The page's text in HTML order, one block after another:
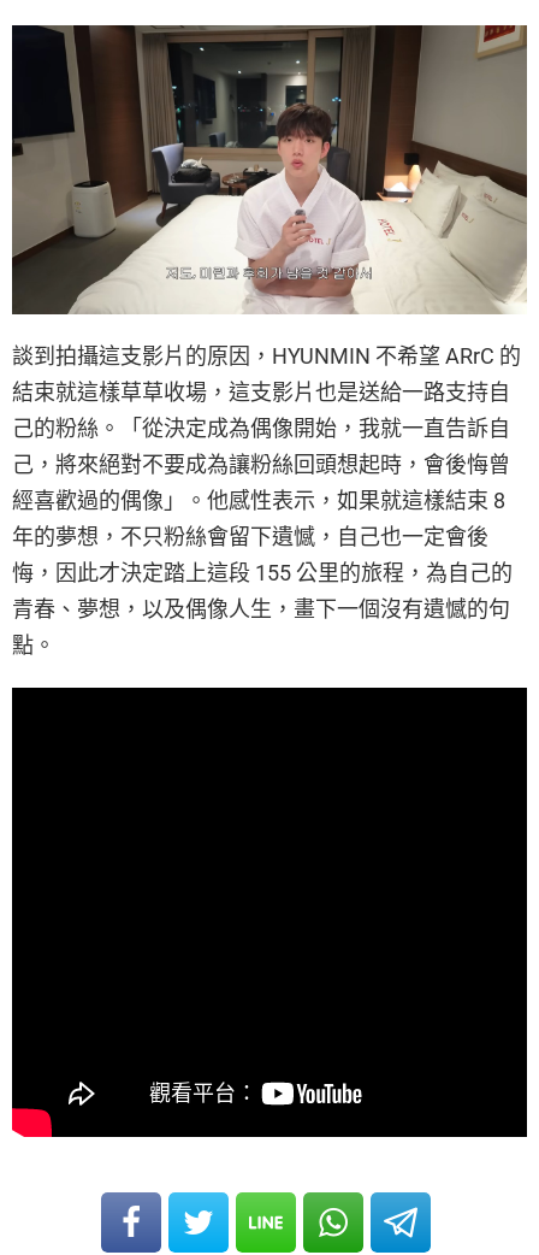
談到拍攝這支影片的原因，HYUNMIN 不希望 ARrC 的
結束就這樣草草收場，這支影片也是送給一路支持自
己的粉絲。「從決定成為偶像開始，我就一直告訴自
己，將來絕對不要成為讓粉絲回頭想起時，會後悔曾
經喜歡過的偶像」。他感性表示，如果就這樣結束 8
年的夢想，不只粉絲會留下遺憾，自己也一定會後
悔，因此才決定踏上這段 155 公里的旅程，為自己的
青春、夢想，以及偶像人生，畫下一個沒有遺憾的句
點。